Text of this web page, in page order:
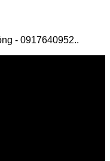
- 0917640952..